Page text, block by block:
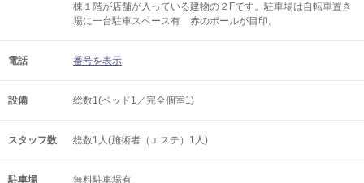
棟１階が店舗が入っている建物の２Fです。駐車場は自転車置き
場に一台駐車スペース有 赤のポールが目印。
電話 番号を表示
設備 総数1(ベッド1／完全個室1)
スタッフ数 総数1人(施術者（エステ）1人)
駐車場 無料駐車場有